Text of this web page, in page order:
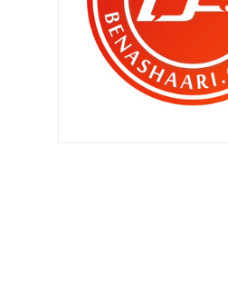
Ethan Hunt pada
10 blog terakhir
ASHAARI
Pagar makan padi ?